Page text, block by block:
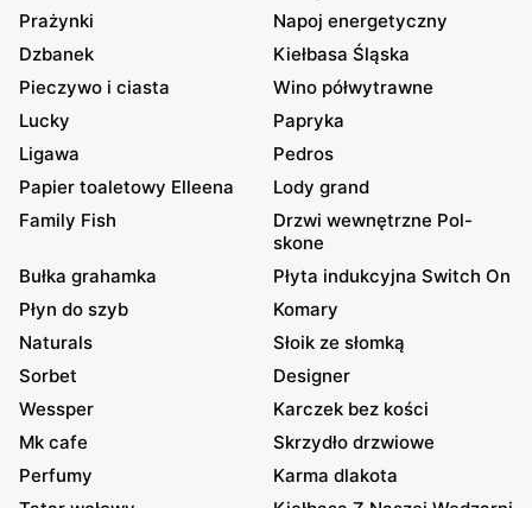
Prażynki
Napoj energetyczny
Dzbanek
Kiełbasa Śląska
Pieczywo i ciasta
Wino półwytrawne
Lucky
Papryka
Ligawa
Pedros
Papier toaletowy Elleena
Lody grand
Family Fish
Drzwi wewnętrzne Pol-
skone
Bułka grahamka
Płyta indukcyjna Switch On
Płyn do szyb
Komary
Naturals
Słoik ze słomką
Sorbet
Designer
Wessper
Karczek bez kości
Mk cafe
Skrzydło drzwiowe
Perfumy
Karma dlakota